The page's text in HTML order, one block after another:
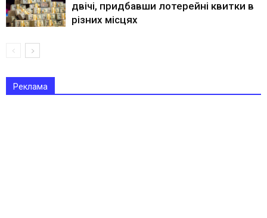
двічі, придбавши лотерейні квитки в
різних місцях
Реклама